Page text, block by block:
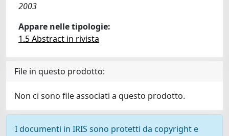
2003
Appare nelle tipologie:
1.5 Abstract in rivista
File in questo prodotto:
Non ci sono file associati a questo prodotto.
I documenti in IRIS sono protetti da copyright e